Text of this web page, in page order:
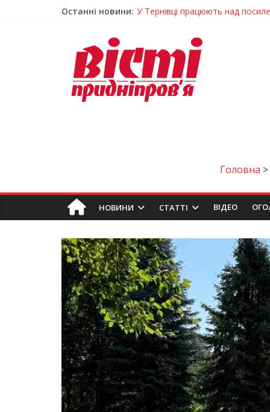
Останні новини: У Тернівці працюють над
У Самарі провели незвичайний
Світлові рішення майстрів із
Засинання після півночі може
Головна >
НОВИНИ СТАТТІ ВIДЕО